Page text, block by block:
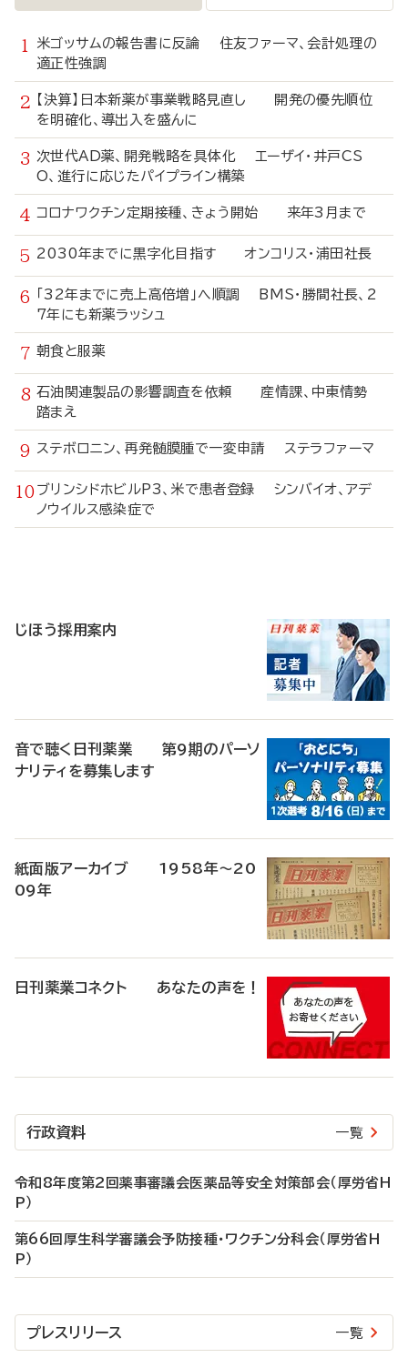
米ゴッサムの報告書に反論 住友ファーマ、会計処理の
適正性強調
【決算】日本新薬が事業戦略見直し 開発の優先順位
を明確化、導出入を盛んに
次世代AD薬、開発戦略を具体化 エーザイ・井戸CS
O、進行に応じたパイプライン構築
コロナワクチン定期接種、きょう開始 来年3月まで
2030年までに黒字化目指す オンコリス・浦田社長
「32年までに売上高倍増」へ順調 BMS・勝間社長、2
7年にも新薬ラッシュ
朝食と服薬
石油関連製品の影響調査を依頼 産情課、中東情勢
踏まえ
ステボロニン、再発髄膜腫で一変申請 ステラファーマ
ブリンシドホビルP3、米で患者登録 シンバイオ、アデ
ノウイルス感染症で
じほう採用案内
音で聴く日刊薬業 第9期のパーソ
ナリティを募集します
紙面版アーカイブ 1958年～20
09年
日刊薬業コネクト あなたの声を！
行政資料 一覧
令和8年度第2回薬事審議会医薬品等安全対策部会（厚労省H
P）
第66回厚生科学審議会予防接種・ワクチン分科会（厚労省H
P）
プレスリリース 一覧